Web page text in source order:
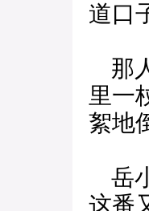
道口
那
里一
絮地
岳
这番